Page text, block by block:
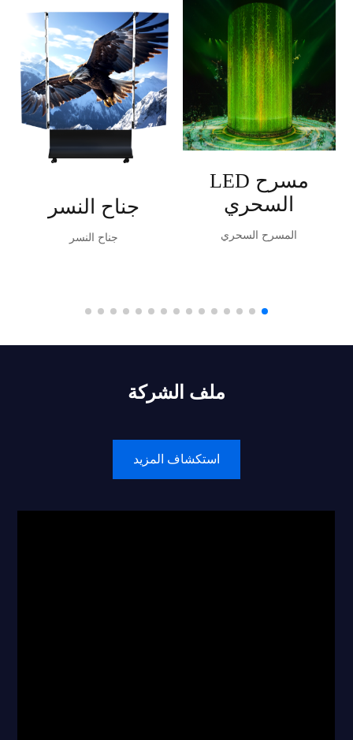
مسرح LED
السحري
المسرح السحري
جناح النسر
جناح النسر
ملف الشركة
استكشاف المزيد